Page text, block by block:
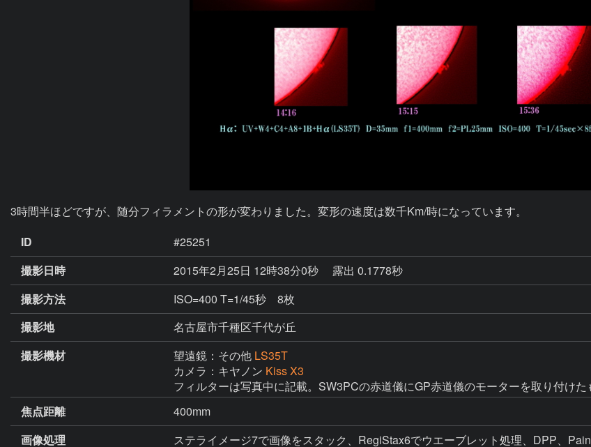
3時間半ほどですが、随分フィラメントの形が変わりました。変形の速度は数千Km/時になっています。
ID
#25251
撮影日時
2015年2月25日 12時38分0秒
露出 0.1778秒
撮影方法
ISO=400 T=1/45秒 8枚
撮影地
名古屋市千種区千代が丘
撮影機材
望遠鏡：その他 LS35T
カメラ：キヤノン Kiss X3
フィルターは写真中に記載。SW3PCの赤道儀にGP赤道儀のモーターを取り付け
焦点距離
400mm
画像処理
ステライメージ7で画像をスタック、RegiStax6でウエーブレット処理、DPP、